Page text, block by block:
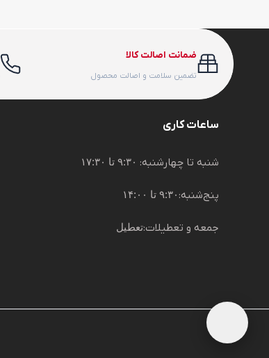
ضمانت اصالت کالا
تضمین سلامت و اصالت محصول
ساعات کاری
شنبه تا چهارشنبه: ۹:۳۰ تا ۱۷:۳۰
پنج‌شنبه: ۹:۳۰ تا ۱۴:۰۰
جمعه و تعطیلات:تعطیل